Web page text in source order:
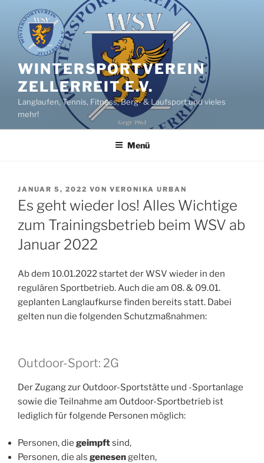
Inhalt
springen
WINTERSPORTVEREIN
ZELLERREIT E.V.
Langlaufen, Tennis, Fitness, Berg- & Laufsport und vieles
mehr!
Menü
VERÖFFENTLICHT
AM
JANUAR 5, 2022 VON VERONIKA URBAN
Es geht wieder los! Alles Wichtige
zum Trainingsbetrieb beim WSV ab
Januar 2022
Ab dem 10.01.2022 startet der WSV wieder in den
regulären Sportbetrieb. Auch die am 08. & 09.01.
geplanten Langlaufkurse finden bereits statt. Dabei
gelten nun die folgenden Schutzmaßnahmen:
Outdoor-Sport: 2G
Der Zugang zur Outdoor-Sportstätte und -Sportanlage
sowie die Teilnahme am Outdoor-Sportbetrieb ist
lediglich für folgende Personen möglich:
Personen, die geimpftsind,
Personen, die als genesengelten,